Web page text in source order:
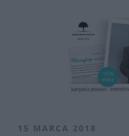
15 MARCA 2018